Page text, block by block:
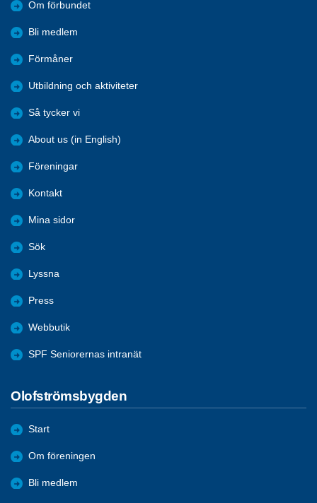
Om förbundet
Bli medlem
Förmåner
Utbildning och aktiviteter
Så tycker vi
About us (in English)
Föreningar
Kontakt
Mina sidor
Sök
Lyssna
Press
Webbutik
SPF Seniorernas intranät
Olofströmsbygden
Start
Om föreningen
Bli medlem